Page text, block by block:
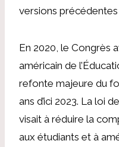
versions précédentes
En 2020, le Congrès
américain de
refonte majeure du
ans d’ici 2023. La loi
visait à réduire la
aux étudiants et à